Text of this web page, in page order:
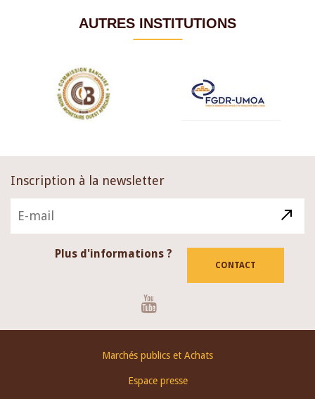
AUTRES INSTITUTIONS
Inscription à la newsletter
Plus d'informations ?
CONTACT
Marchés publics et Achats
Espace presse